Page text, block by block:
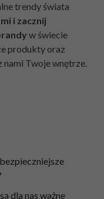
trendy świata
i zacznij
w świecie
produkty oraz
nami Twoje wnętrze.
dla nas ważne